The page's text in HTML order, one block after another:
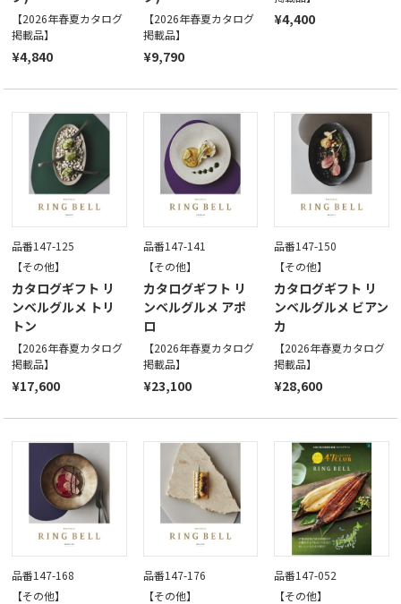
【2026年春夏カタログ
掲載品】
¥4,840
【2026年春夏カタログ
掲載品】
¥9,790
¥4,400
品番147-125
【その他】
カタログギフト リ
ンベルグルメ トリ
トン
【2026年春夏カタログ
掲載品】
¥17,600
品番147-141
【その他】
カタログギフト リ
ンベルグルメ アポ
ロ
【2026年春夏カタログ
掲載品】
¥23,100
品番147-150
【その他】
カタログギフト リ
ンベルグルメ ビアン
カ
【2026年春夏カタログ
掲載品】
¥28,600
品番147-168
【その他】
品番147-176
【その他】
品番147-052
【その他】